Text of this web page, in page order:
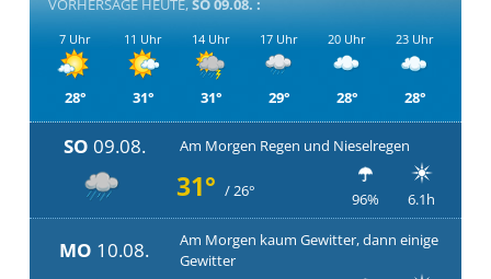
VORHERSAGE HEUTE,SO 09.08. :
7 Uhr 11 Uhr 14 Uhr 17 Uhr 20 Uhr 23 Uhr
28° 31° 31° 29° 28° 28°
SO 09.08. Am Morgen Regen und Nieselregen
31° / 26° 96% 6.1h
MO 10.08.
Am Morgen kaum Gewitter, dann einige
Gewitter